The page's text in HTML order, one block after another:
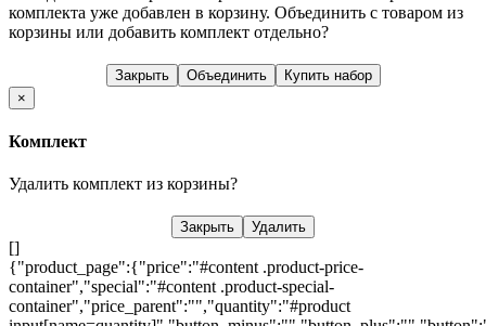
комплекта уже добавлен в корзину. Объединить с товаром из
корзины или добавить комплект отдельно?
Закрыть Объединить
Купить набор
×
Комплект
Удалить комплект из корзины?
Закрыть Удалить
[]
{"product_page":{"price":"#content .product-price-
container","special":"#content .product-special-
container","price_parent":"","quantity":"#product